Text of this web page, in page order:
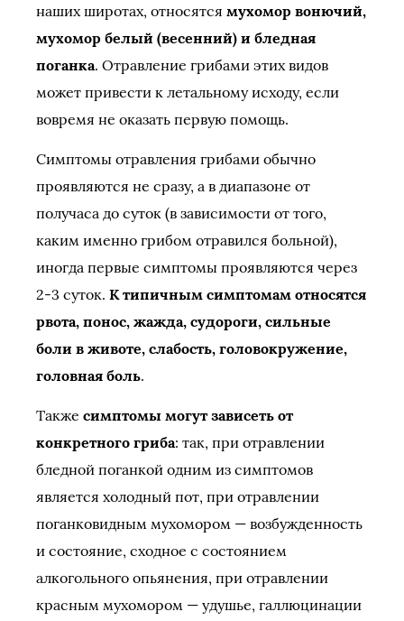
наших широтах, относятся мухомор вонючий,
мухомор белый (весенний) и бледная
поганка. Отравление грибами этих видов
может привести к летальному исходу, если
вовремя не оказать первую помощь.
Симптомы отравления грибами обычно
проявляются не сразу, а в диапазоне от
получаса до суток (в зависимости от того,
каким именно грибом отравился больной),
иногда первые симптомы проявляются через
2-3 суток. К типичным симптомам относятся
рвота, понос, жажда, судороги, сильные
боли в животе, слабость, головокружение,
головная боль.
Также симптомы могут зависеть от
конкретного гриба: так, при отравлении
бледной поганкой одним из симптомов
является холодный пот, при отравлении
поганковидным мухомором — возбужденность
и состояние, сходное с состоянием
алкогольного опьянения, при отравлении
красным мухомором — удушье, галлюцинации